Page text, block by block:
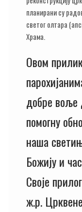
планирани су
светог олтара
Храма.
Овом
добре воље
помогну
наша
Божију и
Своје
ж.р.